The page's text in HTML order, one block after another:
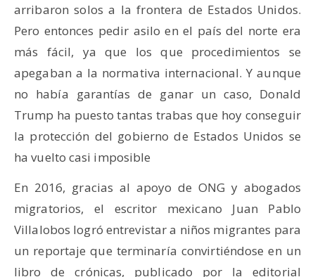
arribaron solos a la frontera de Estados Unidos.
Pero entonces pedir asilo en el país del norte era
más fácil, ya que los que procedimientos se
apegaban a la normativa internacional. Y aunque
no había garantías de ganar un caso, Donald
Trump ha puesto tantas trabas que hoy conseguir
la protección del gobierno de Estados Unidos se
ha vuelto casi imposible
En 2016, gracias al apoyo de ONG y abogados
migratorios, el escritor mexicano Juan Pablo
Villalobos logró entrevistar a niños migrantes para
un reportaje que terminaría convirtiéndose en un
libro de crónicas, publicado por la editorial